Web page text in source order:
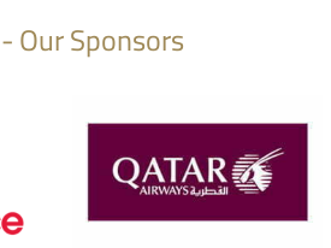
Our Sponsors - برعاية